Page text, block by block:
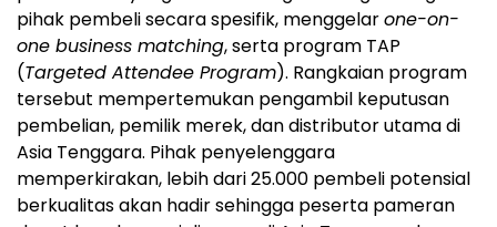
pihak pembeli secara spesifik, menggelarone-on-
one business matching, serta program TAP
(Targeted Attendee Program). Rangkaian program
tersebut mempertemukan pengambil keputusan
pembelian, pemilik merek, dan distributor utama di
Asia Tenggara. Pihak penyelenggara
memperkirakan, lebih dari 25.000 pembeli potensial
berkualitas akan hadir sehingga peserta pameran